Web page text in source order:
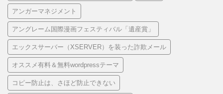
アンガーマネジメント
アングレーム国際漫画フェスティバル「遺産賞」
エックスサーバー（XSERVER）を装った詐欺メール
オススメ有料＆無料wordpressテーマ
コピー防止は、さほど防止できない